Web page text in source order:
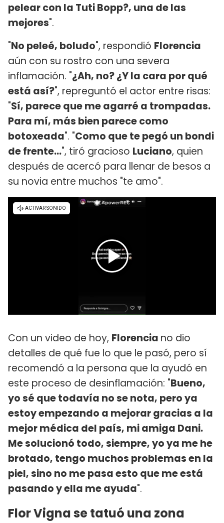
pelear con la Tuti Bopp?, una de las
mejores".
"No peleé, boludo", respondió Florencia
aún con su rostro con una severa
inflamación. "¿Ah, no? ¿Y la cara por qué
está así?", repreguntó el actor entre risas:
"Sí, parece que me agarré a trompadas.
Para mí, más bien parece como
botoxeada". "Como que te pegó un bondi
de frente...", tiró gracioso Luciano, quien
después de acercó para llenar de besos a
su novia entre muchos "te amo".
Con un video de hoy, Florencia no dio
detalles de qué fue lo que le pasó, pero sí
recomendó a la persona que la ayudó en
este proceso de desinflamación: "Bueno,
yo sé que todavía no se nota, pero ya
estoy empezando a mejorar gracias a la
mejor médica del país, mi amiga Dani.
Me solucionó todo, siempre, yo ya me he
brotado, tengo muchos problemas en la
piel, sino no me pasa esto que me está
pasando y ella me ayuda".
Flor Vigna se tatuó una zona